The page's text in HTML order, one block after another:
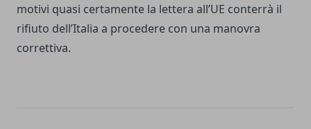
motivi quasi certamente la lettera all’UE conterrà il
rifiuto dell’Italia a procedere con una manovra
correttiva.